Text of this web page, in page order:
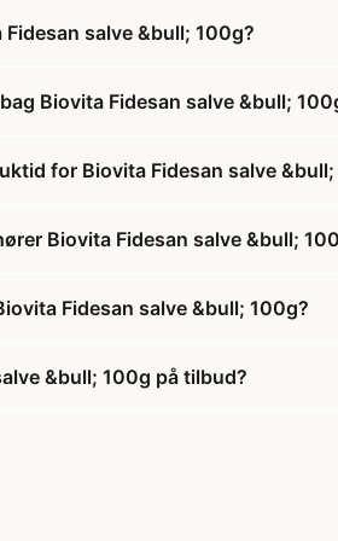
salve &bull; 100g?
Biovita Fidesan salve &bull;
for Biovita Fidesan salve
Biovita Fidesan salve &bull;
Fidesan salve &bull; 100g?
&bull; 100g på tilbud?